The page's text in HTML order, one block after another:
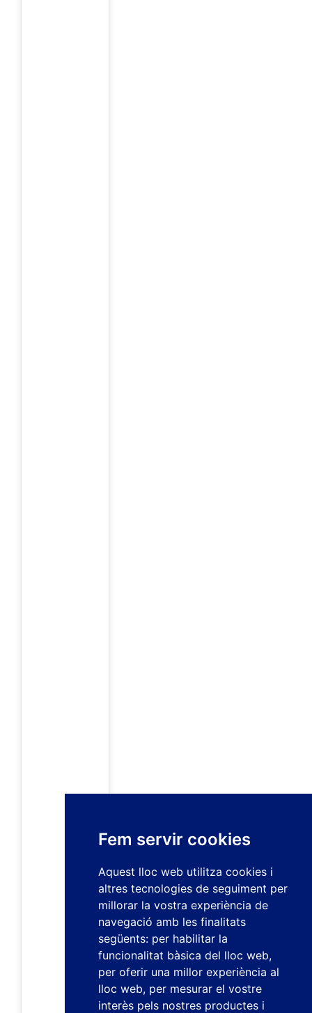
Fem servir cookies
Aquest lloc web utilitza cookies i
altres tecnologies de seguiment per
millorar la vostra experiència de
navegació amb les finalitats
següents: per habilitar la
funcionalitat bàsica del lloc web,
per oferir una millor experiència al
lloc web, per mesurar el vostre
interès pels nostres productes i